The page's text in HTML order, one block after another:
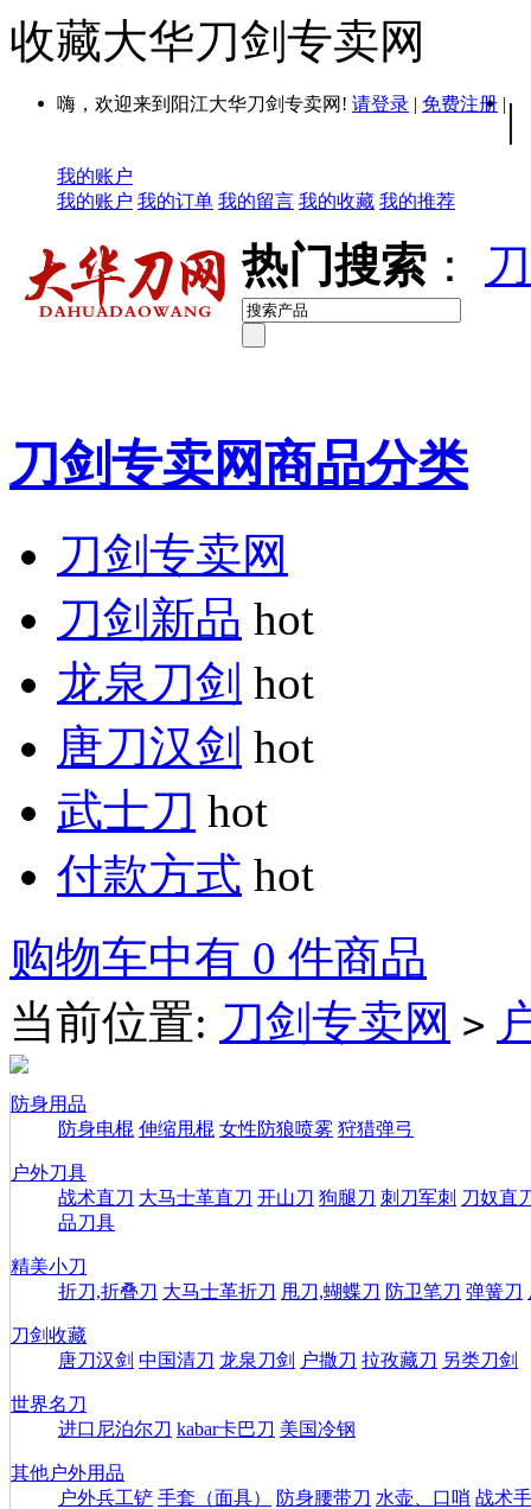
收藏大华刀剑专卖网
嗨，欢迎来到阳江大华刀剑专卖网! 请登录 | 免费注册 | |
我的账户
我的账户 我的订单 我的留言 我的收藏 我的推荐
热门搜索 ：
刀剑专卖网商品分类
刀剑专卖网
刀剑新品 hot
龙泉刀剑 hot
唐刀汉剑 hot
武士刀 hot
付款方式 hot
购物车中有 0 件商品
当前位置: 刀剑专卖网 >
防身用品
防身电棍 伸缩甩棍 女性防狼喷雾 狩猎弹弓
户外刀具
战术直刀 大马士革直刀 开山刀 狗腿刀 刺刀军刺 刀奴直
品刀具
精美小刀
折刀,折叠刀 大马士革折刀 甩刀,蝴蝶刀 防卫笔刀 弹簧刀
刀剑收藏
唐刀汉剑 中国清刀 龙泉刀剑 户撒刀 拉孜藏刀 另类刀剑
世界名刀
进口尼泊尔刀 kabar卡巴刀 美国冷钢
其他户外用品
户外兵工铲 手套（面具） 防身腰带刀 水壶、口哨 战术